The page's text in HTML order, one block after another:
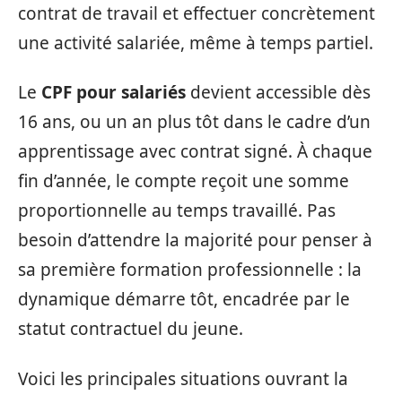
contrat de travail et effectuer concrètement
une activité salariée, même à temps partiel.
Le CPF pour salariés devient accessible dès
16 ans, ou un an plus tôt dans le cadre d’un
apprentissage avec contrat signé. À chaque
fin d’année, le compte reçoit une somme
proportionnelle au temps travaillé. Pas
besoin d’attendre la majorité pour penser à
sa première formation professionnelle : la
dynamique démarre tôt, encadrée par le
statut contractuel du jeune.
Voici les principales situations ouvrant la